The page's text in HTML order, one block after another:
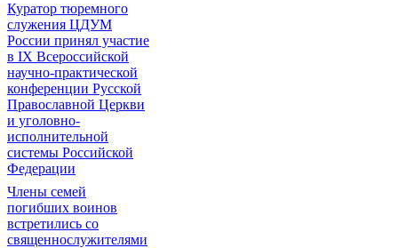
Куратор тюремного
служения ЦДУМ
России принял участие
в IX Всероссийской
научно-практической
конференции Русской
Православной Церкви
и уголовно-
исполнительной
системы Российской
Федерации
Члены семей
погибших воинов
встретились со
священнослужителями